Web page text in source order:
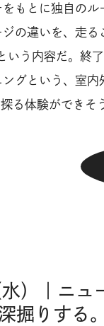
もとに独自の
の違いを、走
いう内容だ。終
グという、室
る体験ができそ
）｜ニュ
掘りする。